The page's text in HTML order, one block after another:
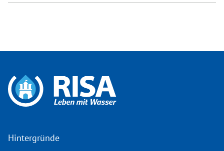
Hintergründe